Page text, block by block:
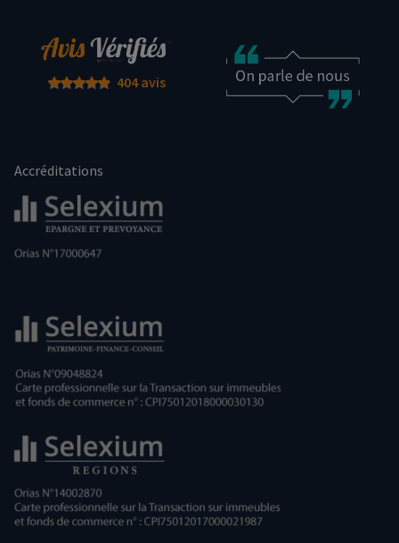
404 avis
Accréditations